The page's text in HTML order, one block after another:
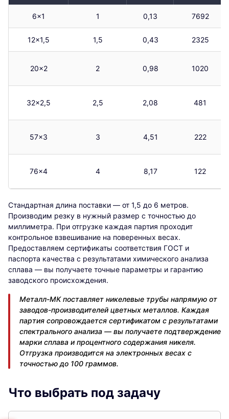
6×1 1 0,13 7692
12×1,5 1,5 0,43 2325
20×2 2 0,98 1020
32×2,5 2,5 2,08 481
57×3 3 4,51 222
76×4 4 8,17 122
Стандартная длина поставки — от 1,5 до 6 метров.
Производим резку в нужный размер с точностью до
миллиметра. При отгрузке каждая партия проходит
контрольное взвешивание на поверенных весах.
Предоставляем сертификаты соответствия ГОСТ и
паспорта качества с результатами химического анализа
сплава — вы получаете точные параметры и гарантию
заводского происхождения.
Металл-МК поставляет никелевые трубы напрямую от
заводов-производителей цветных металлов. Каждая
партия сопровождается сертификатом с результатами
спектрального анализа — вы получаете подтверждение
марки сплава и процентного содержания никеля.
Отгрузка производится на электронных весах с
точностью до 100 граммов.
Что выбрать под задачу